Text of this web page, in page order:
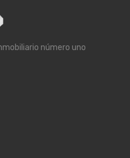
número uno